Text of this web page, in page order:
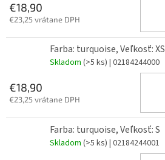
€18,90
€23,25 vrátane DPH
Farba: turquoise, Veľkosť: XS
Skladom (>5 ks) | 02184244000
€18,90
€23,25 vrátane DPH
Farba: turquoise, Veľkosť: S
Skladom (>5 ks) | 02184244001